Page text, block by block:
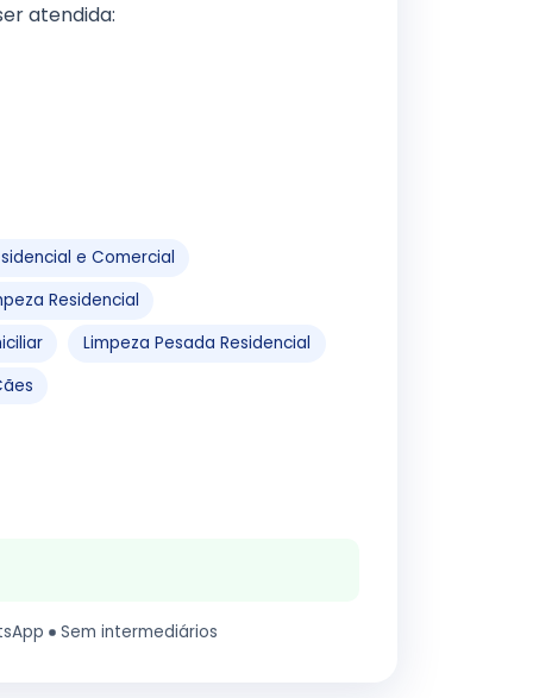
atendida:
e Comercial
Residencial
Limpeza Pesada Residencial
Sem intermediários